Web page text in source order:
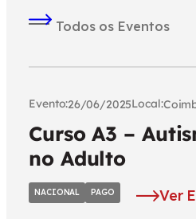
Todos os Eventos
Evento:26/06/2025Local:
Curso A3 –
no Adulto
NACIONAL PAGO Ver